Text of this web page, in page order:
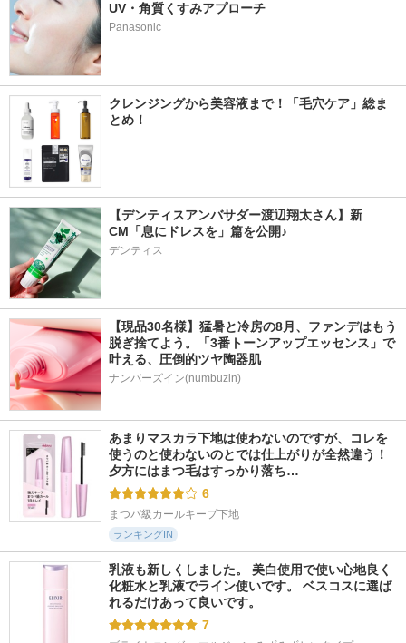
UV・角質くすみアプローチ
Panasonic
クレンジングから美容液まで！「毛穴ケア」総ま
とめ！
【デンティスアンバサダー渡辺翔太さん】新
CM「息にドレスを」篇を公開♪
デンティス
【現品30名様】猛暑と冷房の8月、ファンデはもう
脱ぎ捨てよう。「3番トーンアップエッセンス」で
叶える、圧倒的ツヤ陶器肌
ナンバーズイン(numbuzin)
あまりマスカラ下地は使わないのですが、コレを
使うのと使わないのとでは仕上がりが全然違う！
夕方にはまつ毛はすっかり落ち…
6
まつパ級カールキープ下地
ランキングIN
乳液も新しくしました。 美白使用で使い心地良く
化粧水と乳液でライン使いです。 ベスコスに選ば
れるだけあって良いです。
7